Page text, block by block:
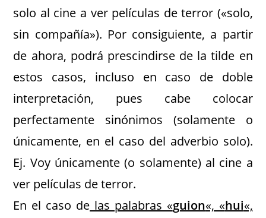
solo al cine a ver películas de terror («solo,
sin compañía»). Por consiguiente, a partir
de ahora, podrá prescindirse de la tilde en
estos casos, incluso en caso de doble
interpretación, pues cabe colocar
perfectamente sinónimos (solamente o
únicamente, en el caso del adverbio solo).
Ej. Voy únicamente (o solamente) al cine a
ver películas de terror.
En el caso de las palabras «guion«, «hui«,